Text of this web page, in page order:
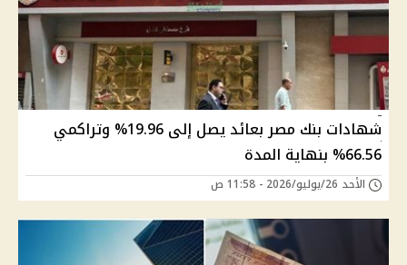
شهادات بنك مصر بعائد يصل إلى 19.96% وتراكمي
66.56% بنهاية المدة
الأحد 26/يوليو/2026 - 11:58 ص